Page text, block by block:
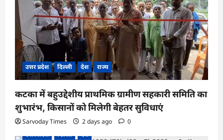
उत्तर प्रदेश दिल्ली देश राज्य
कटका में बहुउद्देशीय प्राथमिक ग्रामीण सहकारी समिति का
शुभारंभ, किसानों को मिलेगी बेहतर सुविधाएं
Sarvoday Times 2 days ago
0
उत्तर प्रदेश
दिल्ली देश